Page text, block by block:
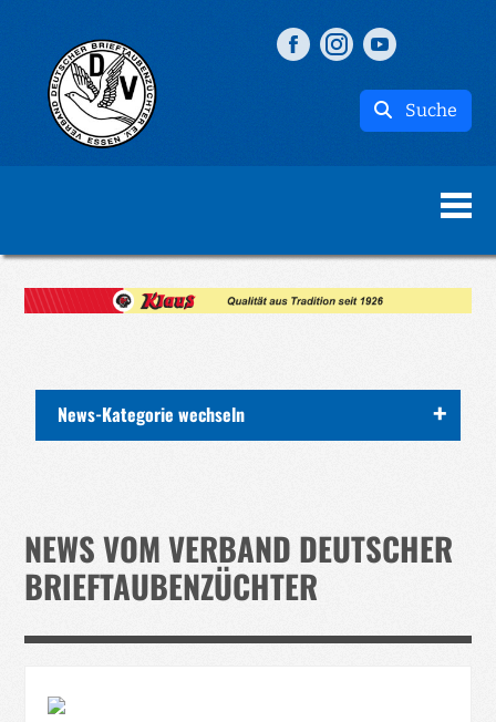
Suche
News-Kategorie wechseln
Events
Taubenklinik
Kohaus Förderv.
Tierschutz
NEWS VOM VERBAND DEUTSCHER
BRIEFTAUBENZÜCHTER